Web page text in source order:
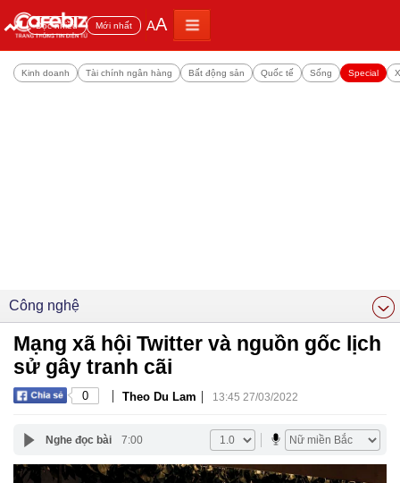
Đọc nhiều Mới nhất AA
Kinh doanh Tài chính ngân hàng Bất động sản Quốc tế Sống Special
Công nghệ
Mạng xã hội Twitter và nguồn gốc lịch
sử gây tranh cãi
0 | Theo Du Lam | 13:45 27/03/2022
Nghe đọc bài 7:00